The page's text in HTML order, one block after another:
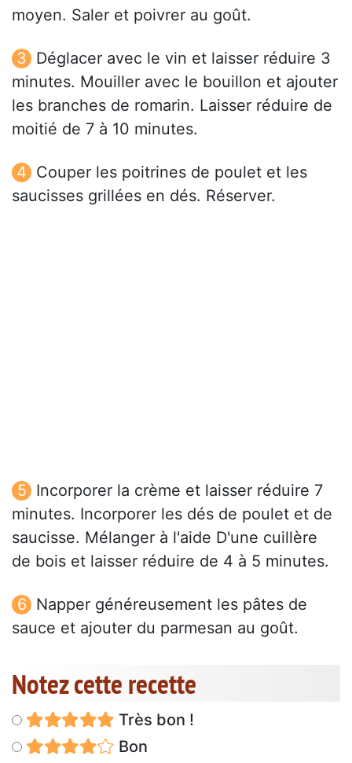
moyen. Saler et poivrer au goût.
Déglacer avec le vin et laisser réduire 3
minutes. Mouiller avec le bouillon et ajouter
les branches de romarin. Laisser réduire de
moitié de 7 à 10 minutes.
Couper les poitrines de poulet et les
saucisses grillées en dés. Réserver.
Incorporer la crème et laisser réduire 7
minutes. Incorporer les dés de poulet et de
saucisse. Mélanger à l'aide D'une cuillère
de bois et laisser réduire de 4 à 5 minutes.
Napper généreusement les pâtes de
sauce et ajouter du parmesan au goût.
Notez cette recette
Très bon !
Bon